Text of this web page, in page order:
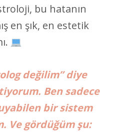
bu hatanın
en şık, en estetik
değilim” diye
Ben sadece
bir sistem
Ve gördüğüm şu: